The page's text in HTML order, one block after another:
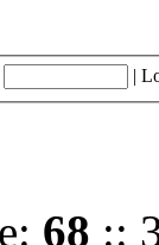
|
68 ::